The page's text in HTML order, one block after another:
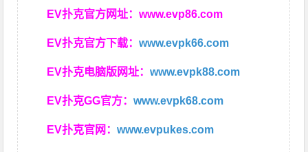
EV扑克官方网址：www.evp86.com
EV扑克官方下载：www.evpk66.com
EV扑克电脑版网址：www.evpk88.com
EV扑克GG官方：www.evpk68.com
EV扑克官网：www.evpukes.com